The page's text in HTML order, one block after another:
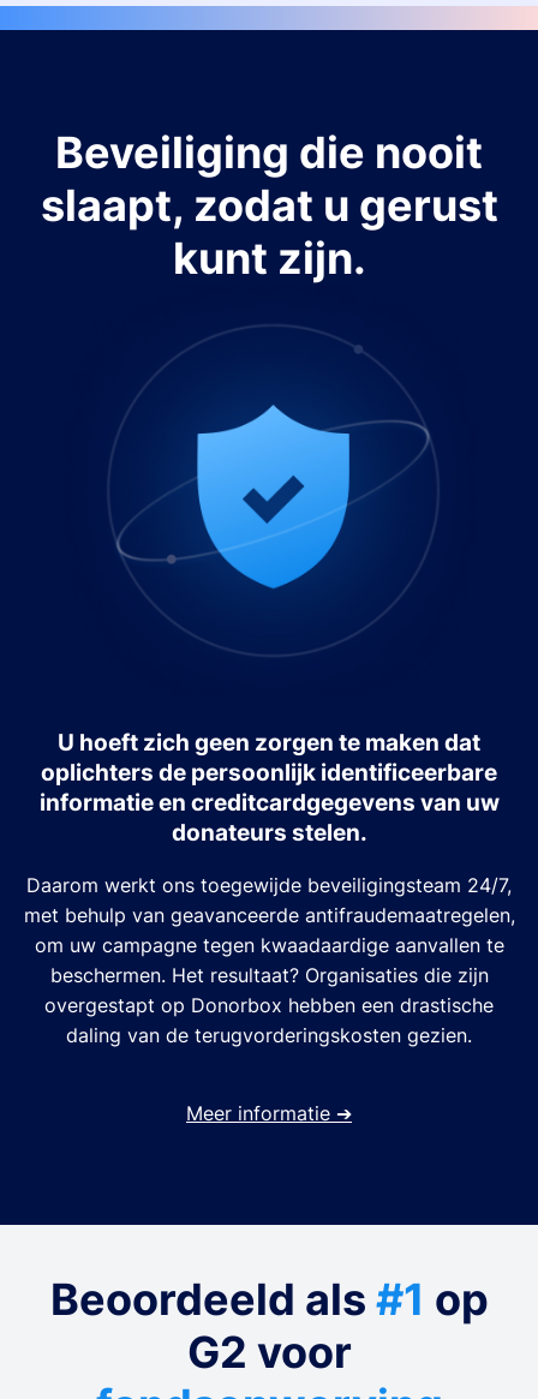
Beveiliging die nooit
slaapt, zodat u gerust
kunt zijn.
U hoeft zich geen zorgen te maken dat
oplichters de persoonlijk identificeerbare
informatie en creditcardgegevens van uw
donateurs stelen.
Daarom werkt ons toegewijde beveiligingsteam 24/7,
met behulp van geavanceerde antifraudemaatregelen,
om uw campagne tegen kwaadaardige aanvallen te
beschermen. Het resultaat? Organisaties die zijn
overgestapt op Donorbox hebben een drastische
daling van de terugvorderingskosten gezien.
Meer informatie ➔
Beoordeeld als #1 op
G2 voor